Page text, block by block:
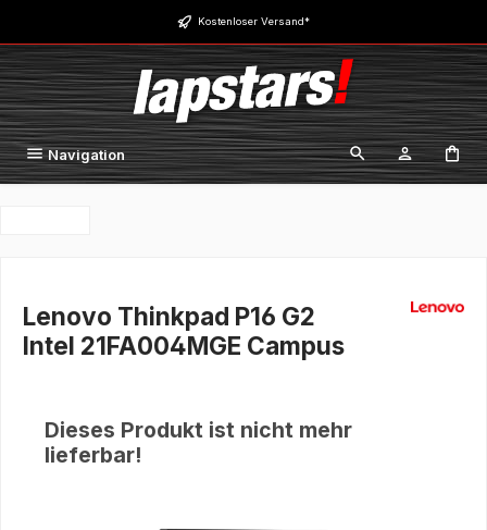
Zum Hauptinhalt springen Kostenloser Versand*
Navigation
Lenovo Thinkpad P16 G2
Intel 21FA004MGE Campus
Dieses Produkt ist nicht mehr
lieferbar!